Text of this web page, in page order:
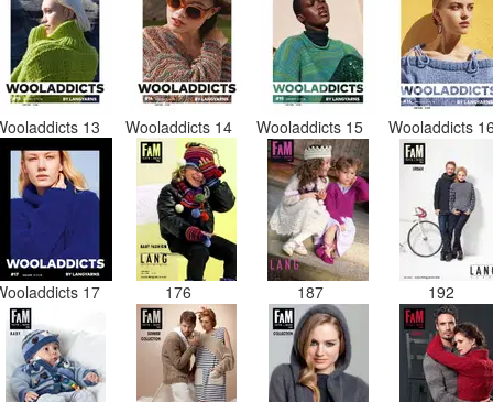
13 Wooladdicts 14 Wooladdicts 15 Wooladdicts
17 176 187 192